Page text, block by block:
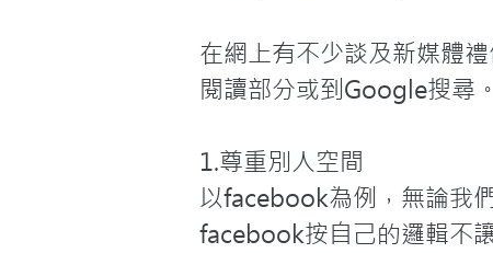
在網上有不少談及新媒體
閱讀部分或到Google搜尋
1.尊重別人空間
以facebook為例，無論我
facebook按自己的邏輯不